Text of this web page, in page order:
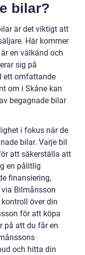
bilar?
är det viktigt att
Här kommer
en välkänd och
sig på
ett omfattande
om i Skåne kan
begagnade bilar
i fokus när de
bilar. Varje bil
att säkerställa att
en pålitlig
finansiering,
Bilmånsson
över din
för att köpa
på att du får en
och hitta din